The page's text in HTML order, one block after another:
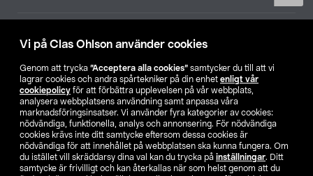
Vi på Clas Ohlson använder cookies
Genom att trycka ”Acceptera alla cookies” samtycker du till att vi
lagrar cookies och andra spårtekniker på din enhet enligt vår
cookiepolicy för att förbättra upplevelsen på vår webbplats,
analysera webbplatsens användning samt anpassa våra
marknadsföringsinsatser. Vi använder fyra kategorier av cookies:
nödvändiga, funktionella, analys och annonsering. För nödvändiga
cookies krävs inte ditt samtycke eftersom dessa cookies är
nödvändiga för att innehållet på webbplatsen ska kunna fungera. Om
du istället vill skräddarsy dina val kan du trycka på inställningar. Ditt
samtycke är frivilligt och kan återkallas när som helst genom att du
Hitta butik
SE NO FI